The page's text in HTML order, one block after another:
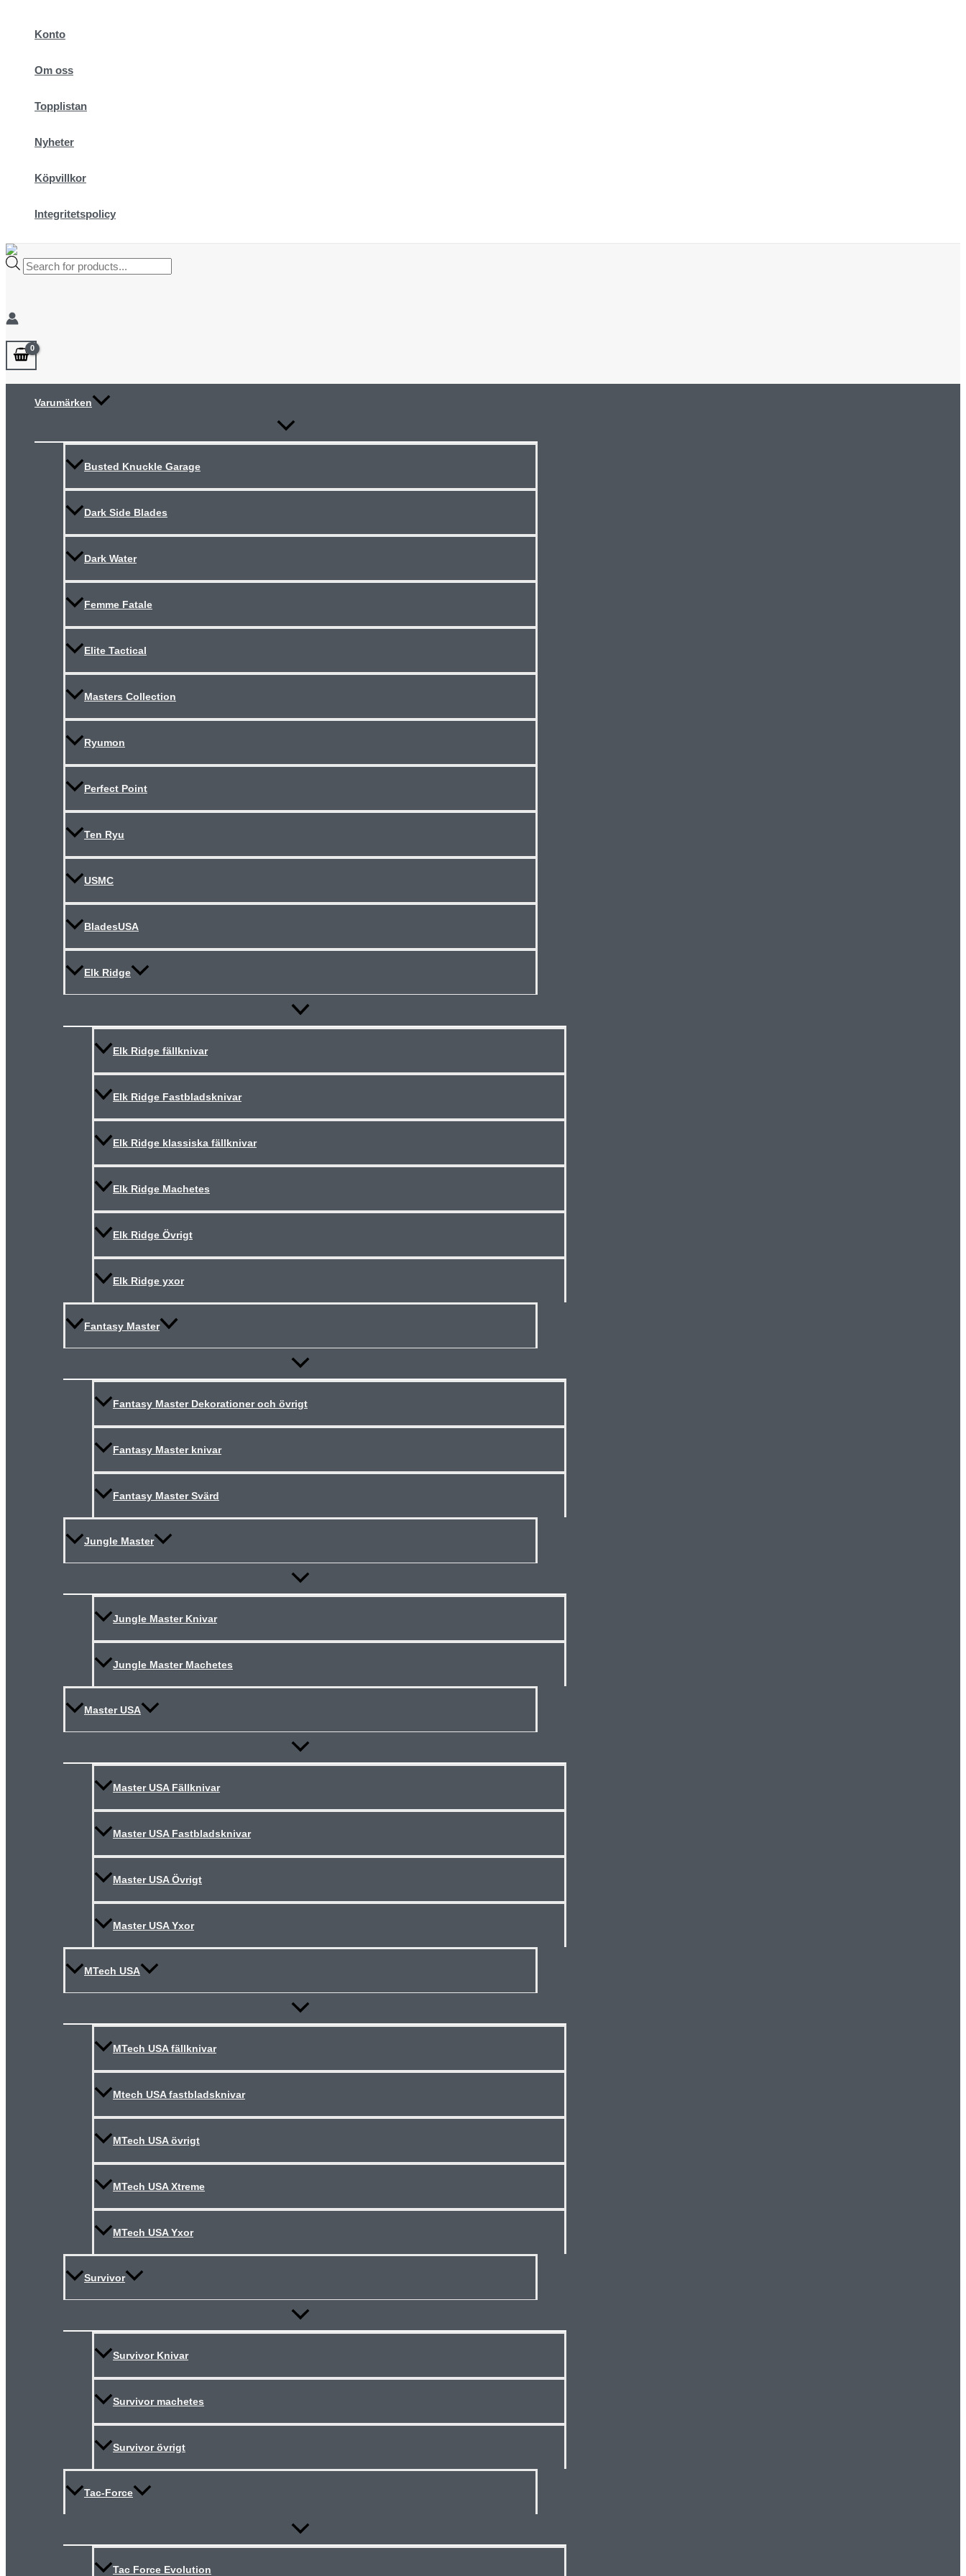
innehållKonto
Om oss
Topplistan
Nyheter
Köpvillkor
Integritetspolicy
Products
search
Varumärken
Slå
meny
Busted Knuckle Garage
Dark Side Blades
Dark Water
Femme Fatale
Elite Tactical
Masters Collection
Ryumon
Perfect Point
Ten Ryu
USMC
BladesUSA
Elk Ridge
Slå
meny
Elk Ridge fällknivar
Elk Ridge Fastbladsknivar
Elk Ridge klassiska fällknivar
Elk Ridge Machetes
Elk Ridge Övrigt
Elk Ridge yxor
Fantasy Master
Slå
meny
Fantasy Master Dekorationer och övrigt
Fantasy Master knivar
Fantasy Master Svärd
Jungle Master
Slå
meny
Jungle Master Knivar
Jungle Master Machetes
Master USA
Slå
meny
Master USA Fällknivar
Master USA Fastbladsknivar
Master USA Övrigt
Master USA Yxor
MTech USA
Slå
meny
MTech USA fällknivar
Mtech USA fastbladsknivar
MTech USA övrigt
MTech USA Xtreme
MTech USA Yxor
Survivor
Slå
meny
Survivor Knivar
Survivor machetes
Survivor övrigt
Tac-Force
Slå
meny
Tac Force Evolution